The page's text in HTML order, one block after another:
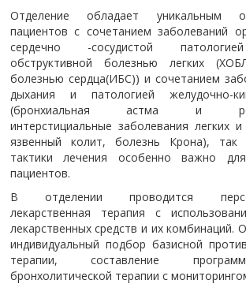
Отделение обладает уникальным
пациентов с сочетанием заболеваний
сердечно -сосудистой
обструктивной болезнью легких
болезнью сердца(ИБС)) и сочетанием
дыхания и патологией желудочно-
(бронхиальная астма и
интерстициальные заболевания легких
язвенный колит, болезнь Крона), так
тактики лечения особенно важно
пациентов.
В отделении проводится
лекарственная терапия с
лекарственных средств и их комбинаций.
индивидуальный подбор базисной
терапии, составление
бронхолитической терапии с